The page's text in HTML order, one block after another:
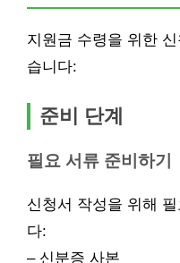
지원금 수령을 위한
습니다:
준비 단계
필요 서류 준비하기
신청서 작성을 위해
다:
– 신분증 사본